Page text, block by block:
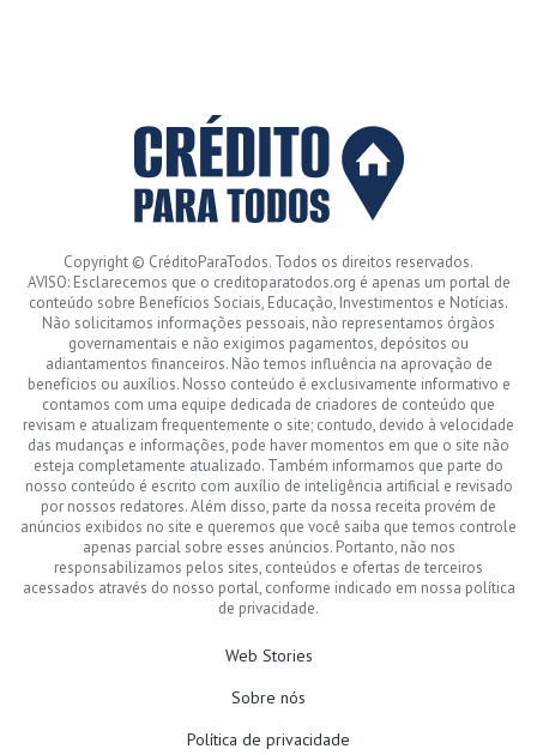
Copyright © CréditoParaTodos. Todos os direitos reservados.
AVISO: Esclarecemos que o creditoparatodos.org é apenas um portal de
conteúdo sobre Benefícios Sociais, Educação, Investimentos e Notícias.
Não solicitamos informações pessoais, não representamos órgãos
governamentais e não exigimos pagamentos, depósitos ou
adiantamentos financeiros. Não temos influência na aprovação de
benefícios ou auxílios. Nosso conteúdo é exclusivamente informativo e
contamos com uma equipe dedicada de criadores de conteúdo que
revisam e atualizam frequentemente o site; contudo, devido à velocidade
das mudanças e informações, pode haver momentos em que o site não
esteja completamente atualizado. Também informamos que parte do
nosso conteúdo é escrito com auxílio de inteligência artificial e revisado
por nossos redatores. Além disso, parte da nossa receita provém de
anúncios exibidos no site e queremos que você saiba que temos controle
apenas parcial sobre esses anúncios. Portanto, não nos
responsabilizamos pelos sites, conteúdos e ofertas de terceiros
acessados através do nosso portal, conforme indicado em nossa política
de privacidade.
Web Stories
Sobre nós
Política de privacidade